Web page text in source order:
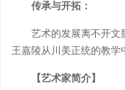
传承与开拓：
艺术的发展离不开文
王嘉陵从川美正统的教
【艺术家简介】